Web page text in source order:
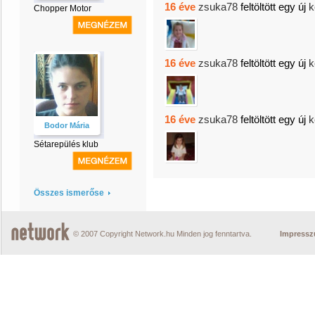
Chopper Motor
Bodor Mária
Sétarepülés klub
Összes ismerőse
16 éve zsuka78 feltöltött egy új
16 éve zsuka78 feltöltött egy új
16 éve zsuka78 feltöltött egy új
© 2007 Copyright Network.hu Minden jog fenntartva.